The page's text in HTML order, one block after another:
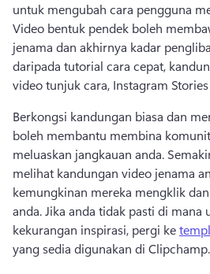
untuk mengubah cara pengguna
Video bentuk pendek boleh
jenama dan akhirnya kadar
daripada tutorial cara cepat,
video tunjuk cara, Instagram Stories
Berkongsi kandungan biasa dan
boleh membantu membina
meluaskan jangkauan anda.
melihat kandungan video jenama
kemungkinan mereka mengklik
anda. Jika anda tidak pasti di mana
kekurangan inspirasi, pergi ke
yang sedia digunakan di Clipchamp.